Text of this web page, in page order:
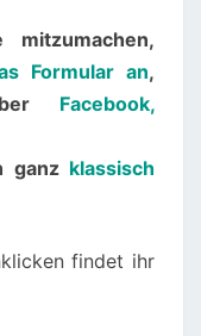
Formular an,
Facebook,
ganz klassisch
findet ihr